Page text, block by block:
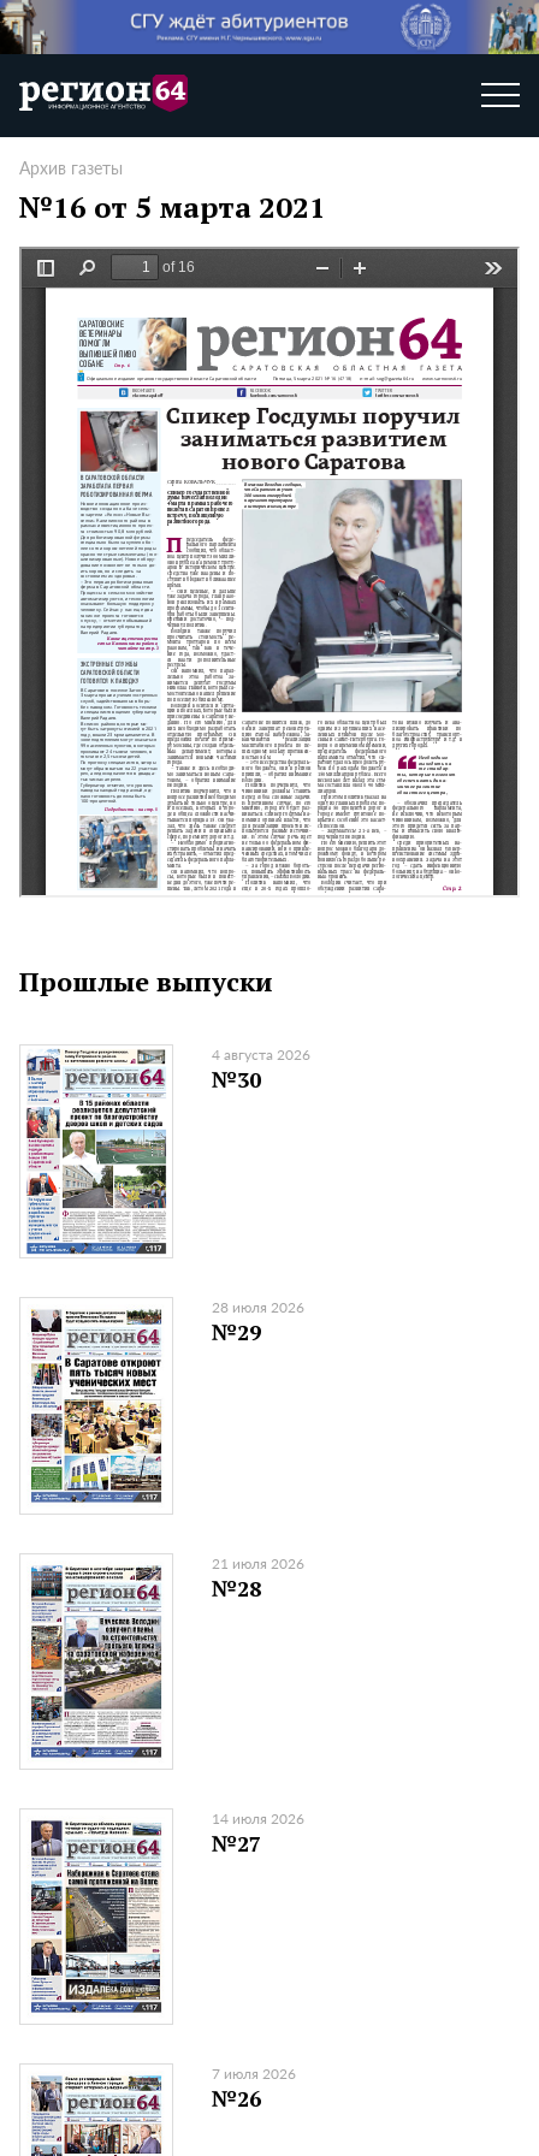
Архив газеты
№16 от 5 марта 2021
Прошлые выпуски
4 августа 2026
№30
28 июля 2026
№29
21 июля 2026
№28
14 июля 2026
№27
7 июля 2026
№26